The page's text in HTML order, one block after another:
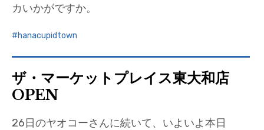
カいかがですか。
hanacupidtown
ザ・マーケットプレイス東大和店
OPEN
26日のヤオコーさんに続いて、いよいよ本日